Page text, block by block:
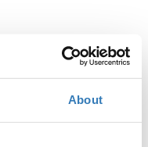
About
ή μεταγενέστερη